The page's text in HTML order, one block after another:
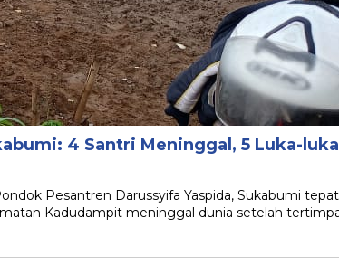
4 Santri Meninggal, 5 Luka-luka
Pesantren Darussyifa Yaspida, Sukabumi
Kadudampit meninggal dunia setelah